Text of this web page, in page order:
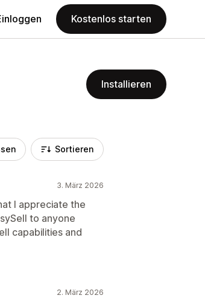
Kostenlos starten
Installieren
Sortieren
3. März 2026
I appreciate the
to anyone
capabilities and
2. März 2026